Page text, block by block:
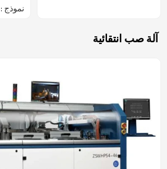
نموذج : COU2000EX
آلة صب انتقائية